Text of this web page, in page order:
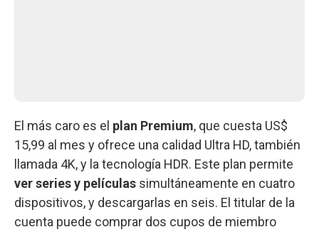
El más caro es el plan Premium, que cuesta US$
15,99 al mes y ofrece una calidad Ultra HD, también
llamada 4K, y la tecnología HDR. Este plan permite
ver series y películas simultáneamente en cuatro
dispositivos, y descargarlas en seis. El titular de la
cuenta puede comprar dos cupos de miembro